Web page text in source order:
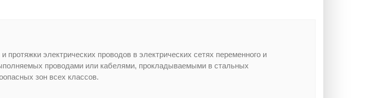
электрических проводов в электрических сетях переменного и
проводами или кабелями, прокладываемыми в стальных
зон всех классов.